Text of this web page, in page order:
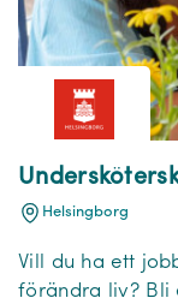
Helsingborg
Vill du ha ett
förändra liv? Bli